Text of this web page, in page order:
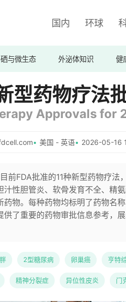
国内 环球
硒与微生态 外泌体知识 健
型药物疗法
Approvals for
美国 - 英语 2026-05-16
前FDA批准的11种新型药物疗法
性胆管炎、软骨发育不全、精
物。每种药物均标明了药物名
了重要的药物审批信息参考，
2型糖尿病 卵巢癌 亨特
精神分裂症 异位性皮炎 门